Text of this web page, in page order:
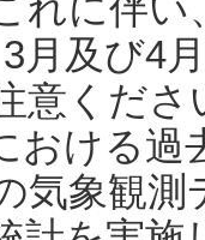
月及び4
意くだ
おける過
気象観